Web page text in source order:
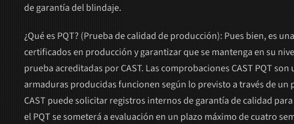
de garantía del blindaje.
¿Qué es PQT? (Prueba de calidad de producción): Pues bien, es
certificados en producción y garantizar que se mantenga en su
prueba acreditadas por CAST. Las comprobaciones CAST PQT
armaduras producidas funcionen según lo previsto a través de
CAST puede solicitar registros internos de garantía de calidad
el PQT se someterá a evaluación en un plazo máximo de cuatro